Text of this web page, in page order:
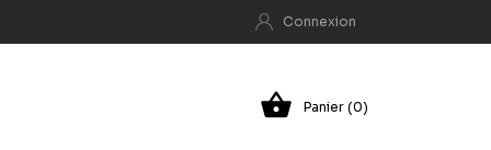
Connexion
 Panier (0)